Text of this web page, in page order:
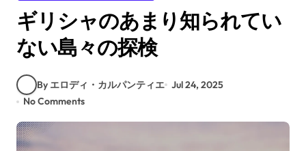
ギリシャのあまり知られてい
ない島々の探検
By エロディ・カルパンティエ Jul 24, 2025
No Comments